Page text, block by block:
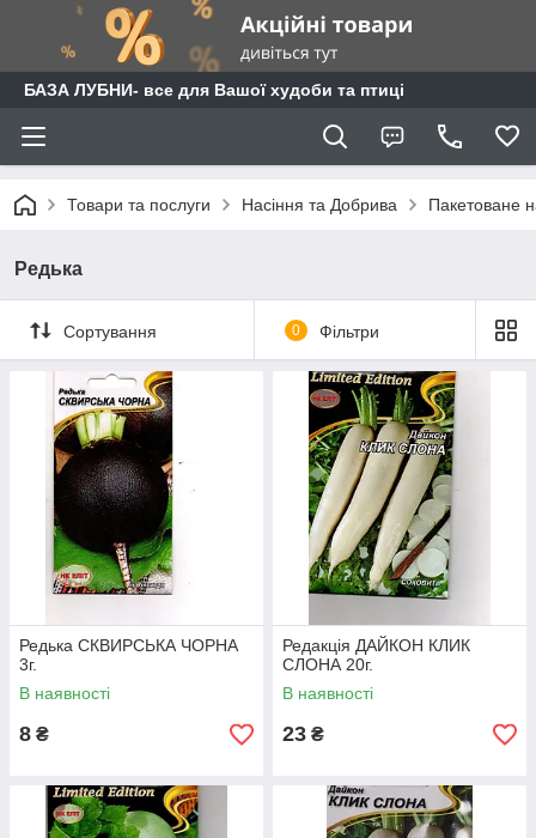
БАЗА ЛУБНИ- все для Вашої худоби та птиці
Товари та послуги Насіння та Добрива Пакетоване
Редька
Сортування 0 Фільтри
Редька СКВИРСЬКА ЧОРНА
3г.
В наявності
8 ₴
Редакція ДАЙКОН КЛИК
СЛОНА 20г.
В наявності
23 ₴